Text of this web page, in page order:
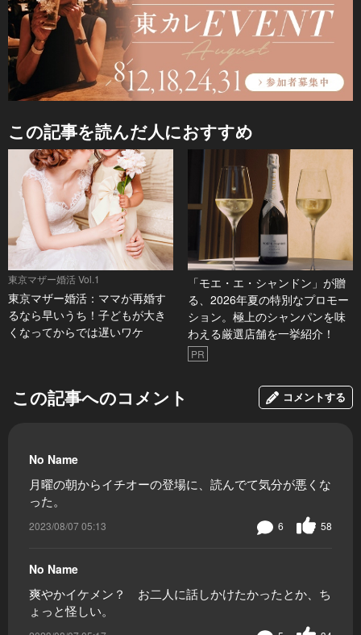
この記事を読んだ人におすすめ
東京マザー婚活 Vol.1
東京マザー婚活：ママが再婚す
るなら早いうち！子どもが大き
くなってからでは遅いワケ
「モエ・エ・シャンドン」が贈
る、2026年夏の特別なプロモー
ション。極上のシャンパンを味
わえる厳選店舗を一挙紹介！
PR
この記事へのコメント コメントする
No Name
月曜の朝からイチオーの登場に、読んでて気分が悪くな
った。
2023/08/07 05:13 58
6
No Name
爽やかイケメン？ お二人に話しかけたかったとか、ち
ょっと怪しい。